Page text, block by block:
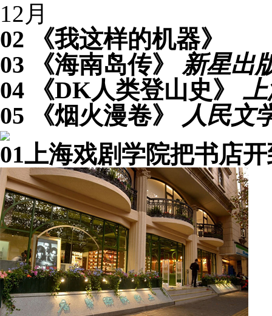
12月
02
《我这样的机器》
03
《海南岛传》
新星出
04
《DK人类登山史》
05
《烟火漫卷》
人民文
01上海戏剧学院把书店